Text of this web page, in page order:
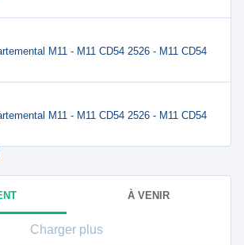
M11 - M11 CD54 2526 - M11 CD54
M11 - M11 CD54 2526 - M11 CD54
À VENIR
Charger plus